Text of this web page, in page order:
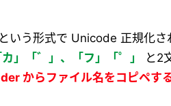
いう形式で Unicode 正規化さ
カ」「゛」、「フ」「゜」
と2
からファイル名をコピペす